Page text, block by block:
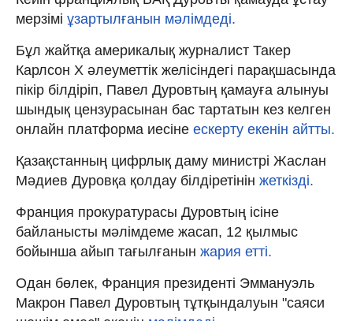
мерзімі ұзартылғанын мәлімдеді.
Бұл жайтқа америкалық журналист Такер
Карлсон X әлеуметтік желісіндегі парақшасында
пікір білдіріп, Павел Дуровтың қамауға алынуы
шындық цензурасынан бас тартатын кез келген
онлайн платформа иесіне ескерту екенін айтты.
Қазақстанның цифрлық даму министрі Жаслан
Мәдиев Дуровқа қолдау білдіретінін жеткізді.
Франция прокуратурасы Дуровтың ісіне
байланысты мәлімдеме жасап, 12 қылмыс
бойынша айып тағылғанын жария етті.
Одан бөлек, Франция президенті Эммануэль
Макрон Павел Дуровтың тұтқындалуын "саяси